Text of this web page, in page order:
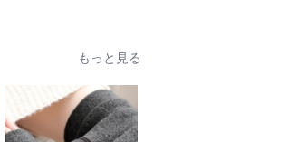
もっと見る